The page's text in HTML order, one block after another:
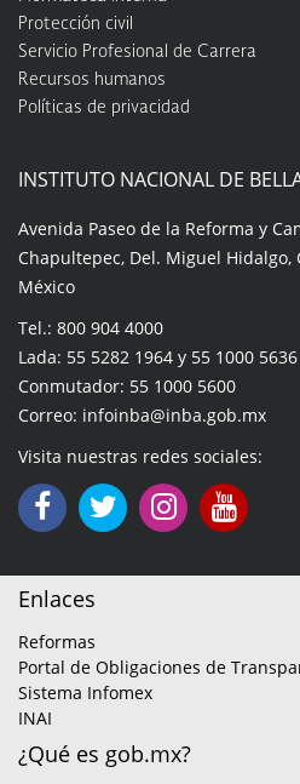
Protección civil
Servicio Profesional de Carrera
Recursos humanos
Políticas de privacidad
INSTITUTO NACIONAL DE
Avenida Paseo de la Reforma y
Chapultepec, Del. Miguel Hidalgo,
México
Tel.: 800 904 4000
Lada: 55 5282 1964 y 55 1000 5636
Conmutador: 55 1000 5600
Correo: infoinba@inba.gob.mx
Visita nuestras redes sociales:
Enlaces
Reformas
Portal de Obligaciones de
Sistema Infomex
INAI
¿Qué es gob.mx?